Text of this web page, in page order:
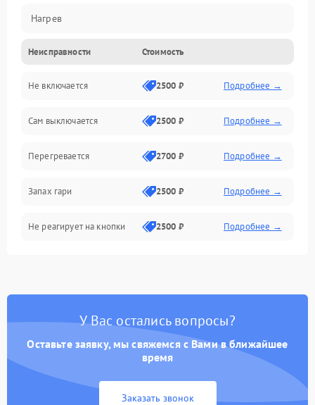
Нагрев
Неисправности Стоимость
Не включается 2500 ₽ Подробнее →
Сам выключается 2500 ₽ Подробнее →
Перегревается 2700 ₽ Подробнее →
Запах гари 2500 ₽ Подробнее →
Не реагирует на кнопки 2500 ₽ Подробнее →
У Вас остались вопросы?
Оставьте заявку, мы свяжемся с Вами в ближайшее
время
Заказать звонок